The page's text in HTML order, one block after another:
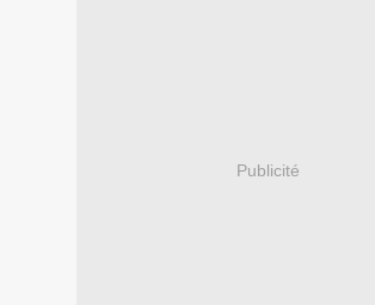
Publicité